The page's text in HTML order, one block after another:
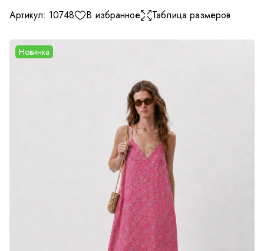
Артикул: 10748 В избранное Таблица размеров
Новинка